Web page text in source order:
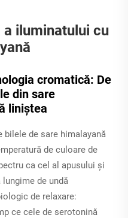
iluminatului cu
cromatică: De
din sare
liniștea
bilele de sare himalayană
de culoare de
ca cel al apusului și
de undă
de relaxare:
ce cele de serotonină